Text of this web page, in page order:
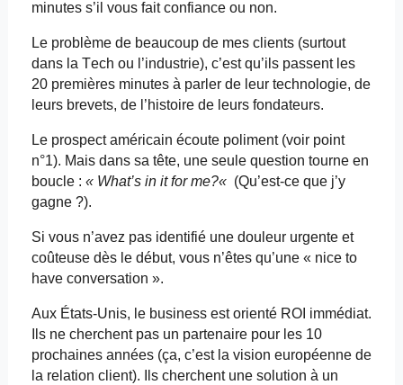
minutes s’il vous fait confiance ou non.
Le problème de beaucoup de mes clients (surtout
dans la Tech ou l’industrie), c’est qu’ils passent les
20 premières minutes à parler de leur technologie, de
leurs brevets, de l’histoire de leurs fondateurs.
Le prospect américain écoute poliment (voir point
n°1). Mais dans sa tête, une seule question tourne en
boucle : « What’sin itforme?« (Qu’est-ce que j’y
gagne ?).
Si vous n’avez pas identifié une douleur urgente et
coûteuse dès le début, vous n’êtes qu’une « niceto
have conversation ».
Aux États-Unis, le business est orienté ROI immédiat.
Ils ne cherchent pas un partenaire pour les 10
prochaines années (ça, c’est la vision européenne de
la relation client). Ils cherchent une solution à un